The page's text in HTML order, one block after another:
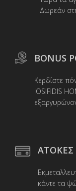
Δωρεάν
BONUS
Κερδίστε
IOSIFIDIS
ΑΤΟΚΕΣ
κάντε τα